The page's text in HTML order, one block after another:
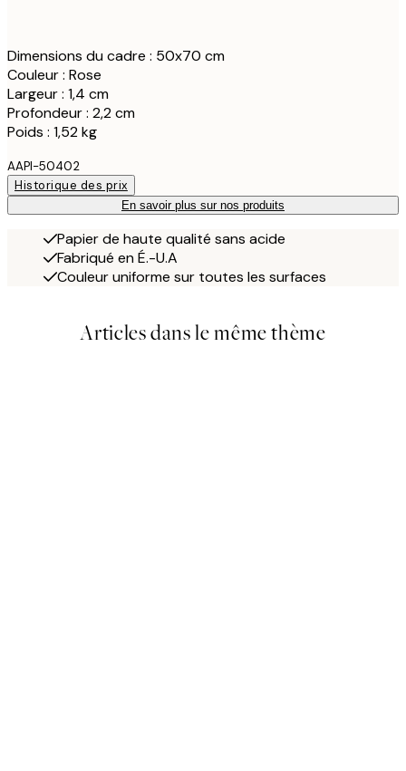
Dimensions du cadre : 50x70 cm
Couleur : Rose
Largeur : 1,4 cm
Profondeur : 2,2 cm
Poids : 1,52 kg
AAPI-50402
Historique des prix
En savoir plus sur nos produits
Papier de haute qualité sans acide
Fabriqué en É.-U.A
Couleur uniforme sur toutes les surfaces
Articles dans le même thème